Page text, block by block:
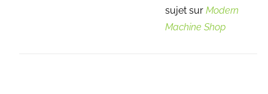
sujet surModern
Machine Shop